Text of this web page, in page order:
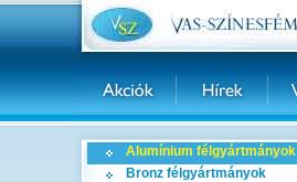
Alumínium félgyártmányok
Bronz félgyártmányok